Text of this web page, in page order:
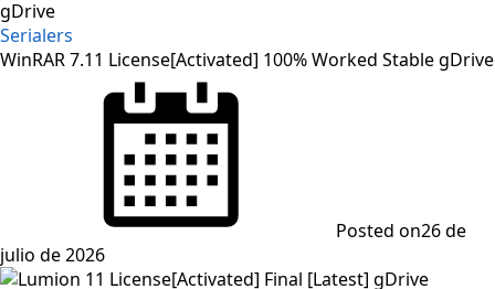
Serialers
WinRAR 7.11 License[Activated] 100% Worked Stable gDrive
Posted on26 de
julio de 2026